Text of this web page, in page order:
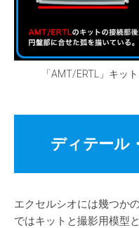
「AMT/ERTL」キッ
ディテール
エクセルシオには幾つか
ではキットと撮影用模型